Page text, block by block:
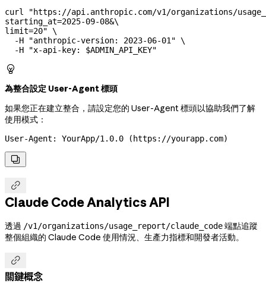
curl
"https://api.anthropic.com/v1/organizations/
starting_at=2025-09-08&\
limit=20" \
  -H
"anthropic-version: 2023-06-01" \
  -H
"x-api-key: $ADMIN_API_KEY"

為整合設定 User-Agent 標頭
如果您正在建立整合，請設定您的 User-Agent 標頭以協助我們了解
使用模式：
User-Agent: YourApp/1.0.0 (https://yourapp.com)


Claude Code Analytics API
透過 /v1/organizations/usage_report/claude_code端點追蹤
整個組織的 Claude Code 使用情況、生產力指標和開發者活動。

關鍵概念